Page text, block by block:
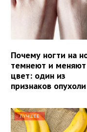
Почему ногти на
темнеют и меняют
цвет: один из
признаков опухоли
ЛУЧШЕЕ